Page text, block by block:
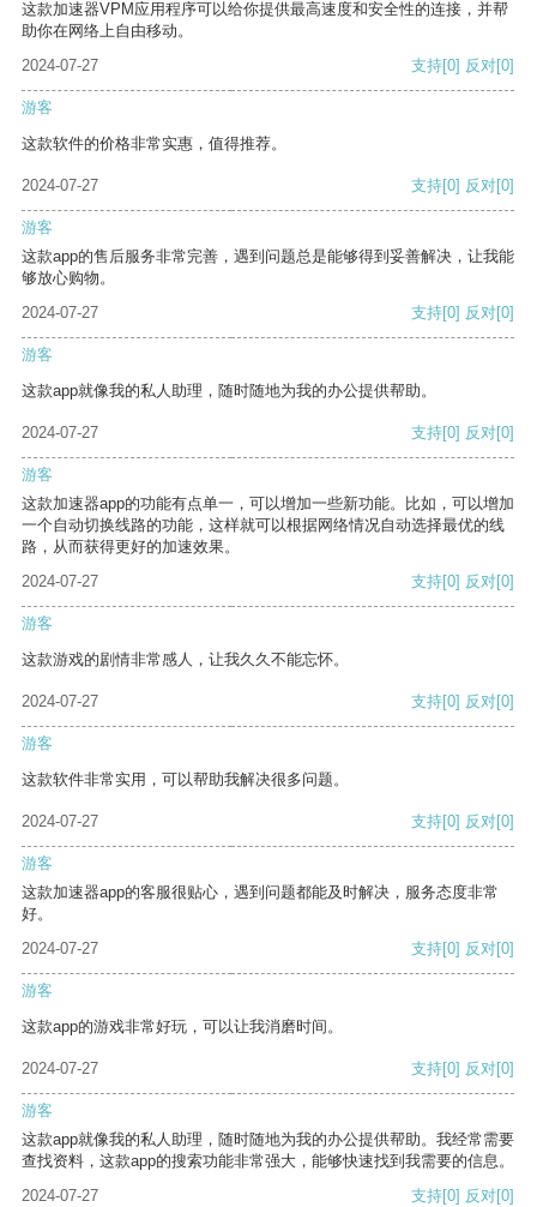
这款加速器VPM应用程序可以给你提供最高速度和安全性的连接，并帮
助你在网络上自由移动。
2024-07-27
支持[0] 反对[0]
游客
这款软件的价格非常实惠，值得推荐。
2024-07-27 支持[0] 反对[0]
游客
这款app的售后服务非常完善，遇到问题总是能够得到妥善解决，让我能
够放心购物。
2024-07-27
支持[0] 反对[0]
游客
这款app就像我的私人助理，随时随地为我的办公提供帮助。
2024-07-27 支持[0] 反对[0]
游客
这款加速器app的功能有点单一，可以增加一些新功能。比如，可以增加
一个自动切换线路的功能，这样就可以根据网络情况自动选择最优的线
路，从而获得更好的加速效果。
2024-07-27
支持[0] 反对[0]
游客
这款游戏的剧情非常感人，让我久久不能忘怀。
2024-07-27 支持[0] 反对[0]
游客
这款软件非常实用，可以帮助我解决很多问题。
2024-07-27 支持[0] 反对[0]
游客
这款加速器app的客服很贴心，遇到问题都能及时解决，服务态度非常
好。
2024-07-27
支持[0] 反对[0]
游客
这款app的游戏非常好玩，可以让我消磨时间。
2024-07-27 支持[0] 反对[0]
游客
这款app就像我的私人助理，随时随地为我的办公提供帮助。我经常需要
查找资料，这款app的搜索功能非常强大，能够快速找到我需要的信息。
2024-07-27
支持[0] 反对[0]